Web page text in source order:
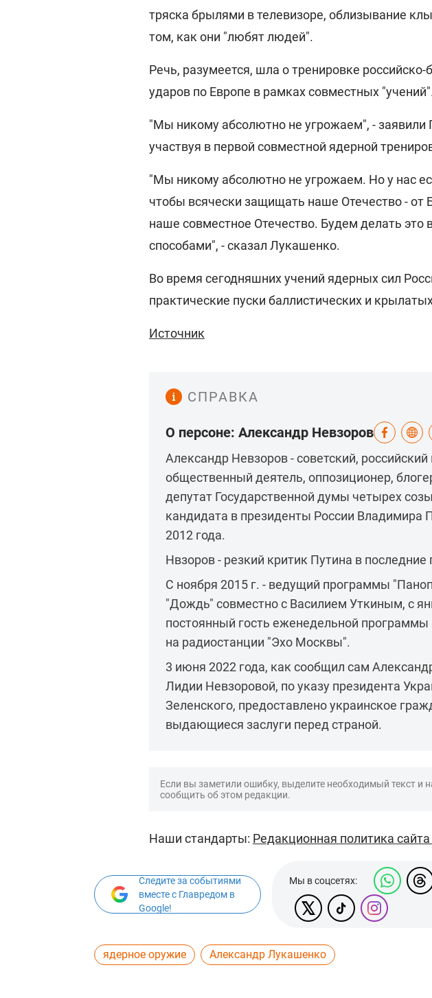
тряска брылями в телевизоре, облизывание
том, как они "любят людей".
Речь, разумеется, шла о тренировке
ударов по Европе в рамках совместных
"Мы никому абсолютно не угрожаем", - заявили
участвуя в первой совместной ядерной
"Мы никому абсолютно не угрожаем. Но у нас
чтобы всячески защищать наше Отечество - от
наше совместное Отечество. Будем делать
способами", - сказал Лукашенко.
Во время сегодняшних учений ядерных сил
практические пуски баллистических и
Источник
СПРАВКА
О персоне: Александр Невзоров
Александр Невзоров - советский, российский
общественный деятель, оппозиционер,
депутат Государственной думы четырех
кандидата в президенты России Владимира
2012 года.
Нвзоров - резкий критик Путина в последние
С ноября 2015 г. - ведущий программы
"Дождь" совместно с Василием Уткиным, с
постоянный гость еженедельной
на радиостанции "Эхо Москвы".
3 июня 2022 года, как сообщил сам
Лидии Невзоровой, по указу президента
Зеленского, предоставлено украинское
выдающиеся заслуги перед страной.
Если вы заметили ошибку, выделите необходимый текст и
сообщить об этом редакции.
Наши стандарты: Редакционная политика
Следите за событиями
вместе с Главредом в
Google!
Мы в соцсетях:
ядерное оружие Александр Лукашенко